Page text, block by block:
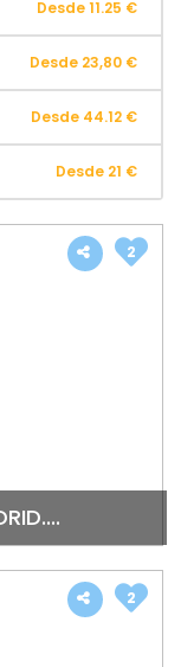
Desde 11.25 €
Desde 23,80 €
Desde 44.12 €
Desde 21 €
2
2